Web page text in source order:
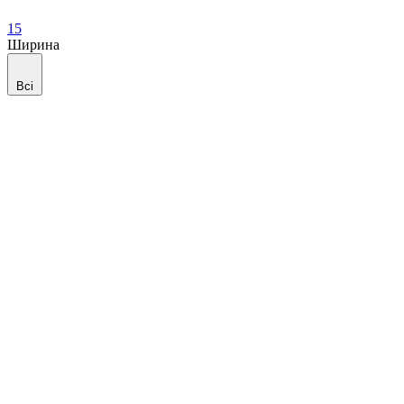
15
Ширина
Всі